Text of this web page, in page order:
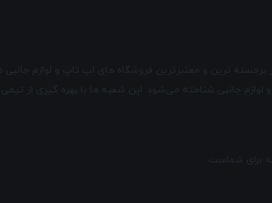
لپ تاپ یا لوازم جانبی با کیفیت و قیمت مناسب هستید؟ فروشگاه اینترنتی مارکت7 یکی از برجسته ترین و
لوازم جانبی شناخته می‌شود. این شعبه ها با بهره گیری